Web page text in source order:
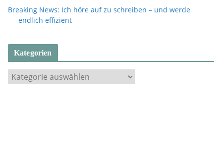
Breaking News: Ich höre auf zu schreiben – und werde
endlich effizient
Kategorien
a